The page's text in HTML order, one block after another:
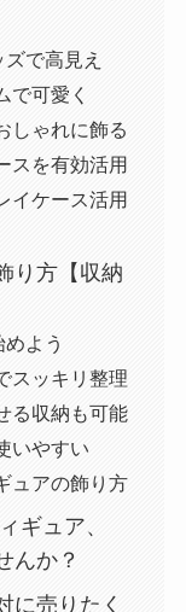
で高見え
で可愛く
しゃれに飾る
スを有効活用
イケース活用
り方【収納
よう
スッキリ整理
る収納も可能
いやすい
ュアの飾り方
ギュア、
んか？
に売りたく